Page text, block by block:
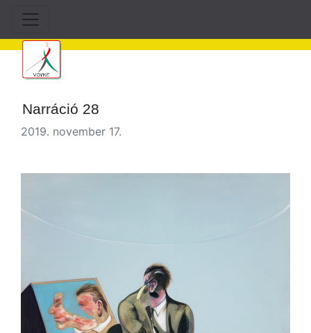
Narráció 28
2019. november 17.